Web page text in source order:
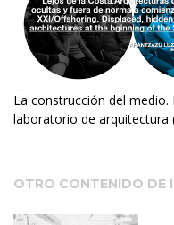
La construcción del
laboratorio de arquitectura
OTRO CONTENIDO DE